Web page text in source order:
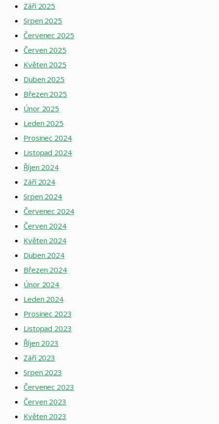
Září 2025
Srpen 2025
Červenec 2025
Červen 2025
Květen 2025
Duben 2025
Březen 2025
Únor 2025
Leden 2025
Prosinec 2024
Listopad 2024
Říjen 2024
Září 2024
Srpen 2024
Červenec 2024
Červen 2024
Květen 2024
Duben 2024
Březen 2024
Únor 2024
Leden 2024
Prosinec 2023
Listopad 2023
Říjen 2023
Září 2023
Srpen 2023
Červenec 2023
Červen 2023
Květen 2023